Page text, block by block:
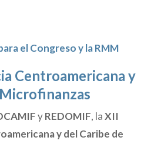
el Congreso y la RMM
Centroamericana y
yREDOMIF, laXII
y del Caribe de